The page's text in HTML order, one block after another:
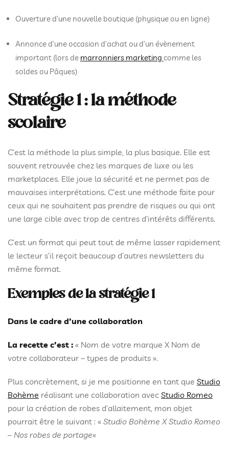
Ouverture d’une nouvelle boutique (physique ou en ligne)
Annonce d’une occasion d’achat ou d’un évènement
important (lors de marronniers marketing comme les
soldes ou Pâques)
Stratégie 1 : la méthode
scolaire
C’est la méthode la plus simple, la plus basique. Elle est
souvent retrouvée chez les marques de luxe ou les
marketplaces. Elle joue la sécurité et ne permet pas de
mauvaises interprétations. C’est une méthode faite pour
ceux qui ne souhaitent pas prendre de risques ou qui ont
une large cible avec trop de centres d’intérêts différents.
C’est un format qui peut tout de même lasser rapidement
le lecteur s’il reçoit beaucoup d’autres newsletters du
même format.
Exemples de la stratégie 1
Dans le cadre d’une collaboration
La recette c’est : « Nom de votre marque X Nom de
votre collaborateur – types de produits ».
Plus concrètement, si je me positionne en tant que Studio
Bohème réalisant une collaboration avec Studio Romeo
pour la création de robes d’allaitement, mon objet
pourrait être le suivant : « Studio Bohème X Studio Romeo
– Nos robes de portage«